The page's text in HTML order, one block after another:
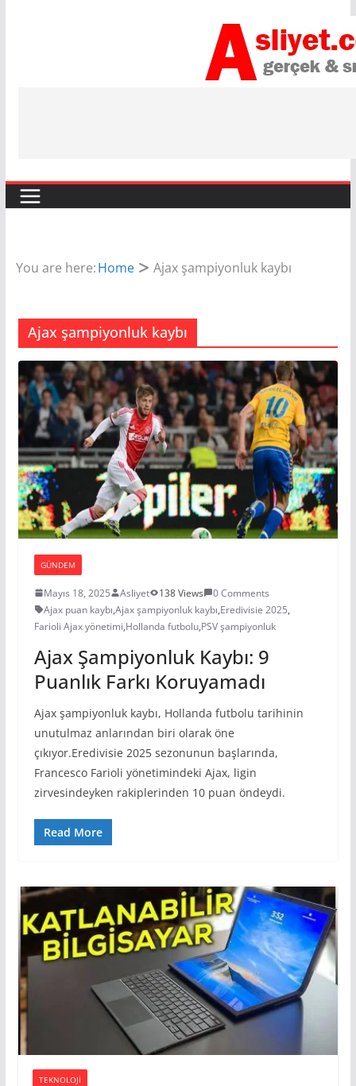
You are here:Home Ajax şampiyonluk kaybı
Ajax şampiyonluk kaybı
GÜNDEM
Mayıs 18, 2025 Asliyet 138 Views
0 Comments
Ajax puan kaybı,Ajax şampiyonluk kaybı,Eredivisie 2025,
Farioli Ajax yönetimi,Hollanda futbolu,PSV şampiyonluk
Ajax Şampiyonluk Kaybı: 9
Puanlık Farkı Koruyamadı
Ajax şampiyonluk kaybı, Hollanda futbolu tarihinin
unutulmaz anlarından biri olarak öne
çıkıyor.Eredivisie 2025 sezonunun başlarında,
Francesco Farioli yönetimindeki Ajax, ligin
zirvesindeyken rakiplerinden 10 puan öndeydi.
Read More
TEKNOLOJI